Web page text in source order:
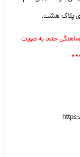
پلاک هشت.
حتما به صورت